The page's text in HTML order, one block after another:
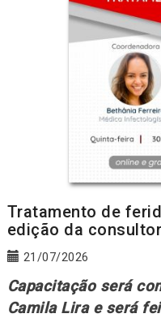
Tratamento de
edição da
21/07/2026
Capacitação será
Camila Lira e será